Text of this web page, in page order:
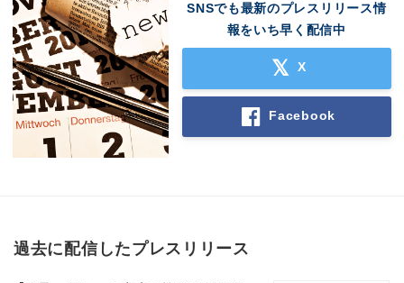
SNSでも最新のプレスリリース情
報をいち早く配信中
X
Facebook
過去に配信したプレスリリース